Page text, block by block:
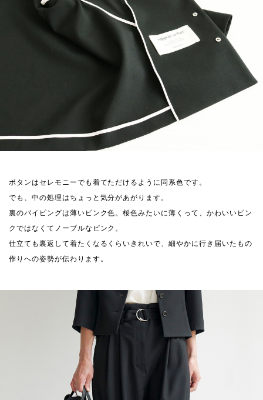
ボタンはセレモニーでも着てただけるように同系色です。
でも、中の処理はちょっと気分があがります。
裏のパイピングは薄いピンク色。桜色みたいに薄くって、かわいいピン
クではなくてノーブルなピンク。
仕立ても裏返して着たくなるくらいきれいで、細やかに行き届いたもの
作りへの姿勢が伝わります。